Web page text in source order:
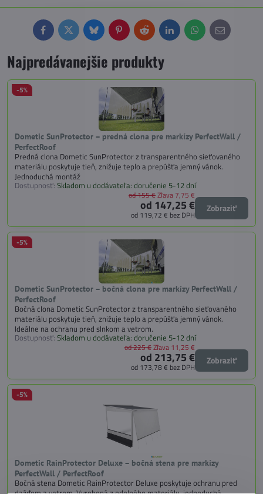
FacebookTwitterBlueskyPinterestReddit LinkedInWhatsApp
E-
mail
Najpredávanejšie produkty
Dometic SunProtector – predná clona pre markízy PerfectWall /
PerfectRoof
-5%
Predná clona Dometic SunProtector z transparentného sieťovaného
materiálu poskytuje tieň, znižuje teplo a prepúšťa jemný vánok.
Jednoduchá montáž
Dostupnosť: Skladom u dodávateľa: doručenie 5-12 dní
od 147,25 €
od 119,72 € bez DPH
od 155 €Zľava 7,75 €
Zobraziť
Dometic SunProtector – bočná clona pre markízy PerfectWall /
PerfectRoof
-5%
Bočná clona Dometic SunProtector z transparentného sieťovaného
materiálu poskytuje tieň, znižuje teplo a prepúšťa jemný vánok.
Ideálne na ochranu pred slnkom a vetrom.
Dostupnosť: Skladom u dodávateľa: doručenie 5-12 dní
od 213,75 €
od 173,78 € bez DPH
od 225 €Zľava 11,25 €
Zobraziť
Dometic RainProtector Deluxe – bočná stena pre markízy
PerfectWall / PerfectRoof
-5%
Bočná stena Dometic RainProtector Deluxe poskytuje ochranu pred